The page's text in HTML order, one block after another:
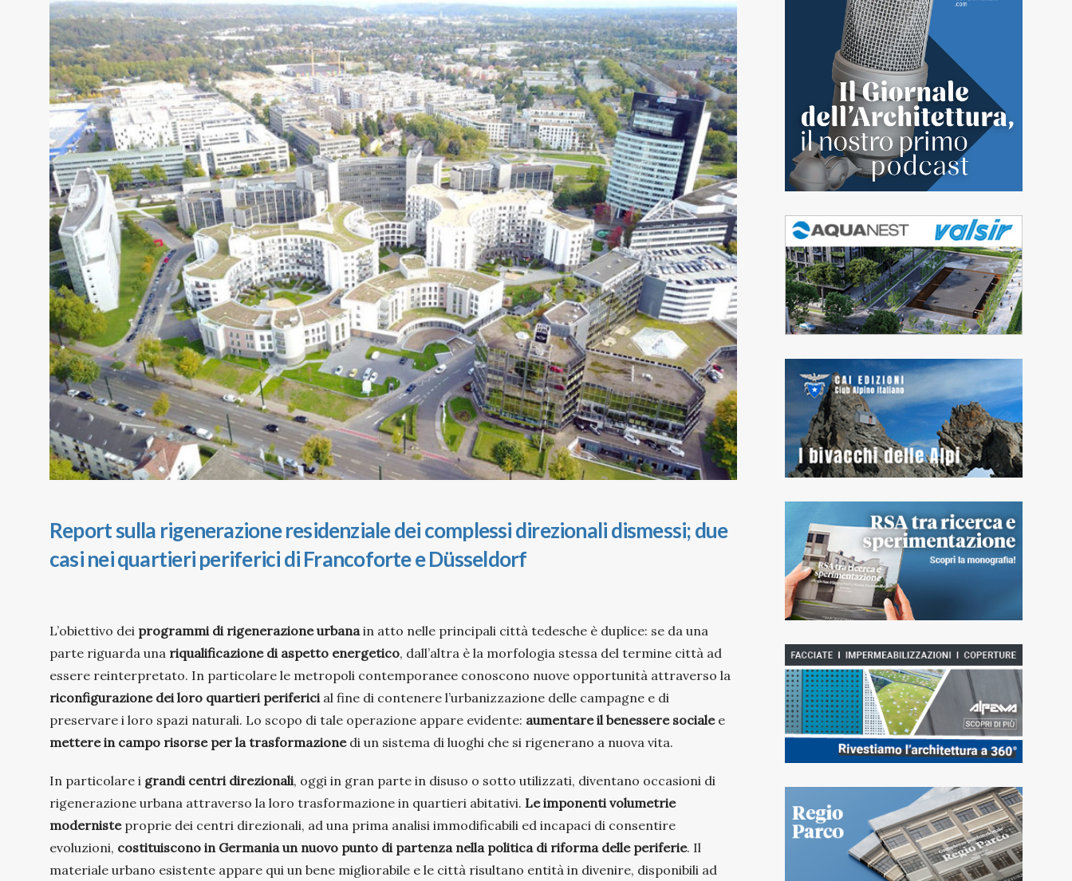
Report sulla rigenerazione residenziale dei complessi direzionali dismessi; due
casi nei quartieri periferici di Francoforte e Düsseldorf
L’obiettivo dei programmi di rigenerazione urbanain atto nelle principali città tedesche è duplice: se da una
parte riguarda una riqualificazione di aspetto energetico, dall’altra è la morfologia stessa del termine città ad
essere reinterpretato. In particolare le metropoli contemporanee conoscono nuove opportunità attraverso la
riconfigurazione dei loro quartieri perifericial fine di contenere l’urbanizzazione delle campagne e di
preservare i loro spazi naturali. Lo scopo di tale operazione appare evidente: aumentare il benessere socialee
mettere in campo risorse per la trasformazionedi un sistema di luoghi che si rigenerano a nuova vita.
In particolare i grandi centri direzionali, oggi in gran parte in disuso o sotto utilizzati, diventano occasioni di
rigenerazione urbana attraverso la loro trasformazione in quartieri abitativi. Le imponenti volumetrie
modernisteproprie dei centri direzionali, ad una prima analisi immodificabili ed incapaci di consentire
evoluzioni, costituiscono in Germania un nuovo punto di partenza nella politica di riforma delle periferie. Il
materiale urbano esistente appare qui un bene migliorabile e le città risultano entità in divenire, disponibili ad